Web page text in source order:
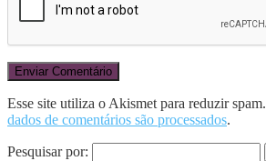
Esse site utiliza o Akismet para reduzir spam.
dados de comentários são processados.
Pesquisar por: